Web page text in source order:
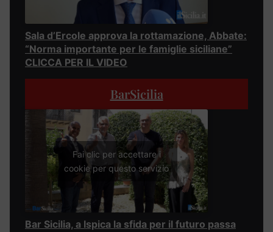
Sala d’Ercole approva la rottamazione, Abbate:
“Norma importante per le famiglie siciliane”
CLICCA PER IL VIDEO
BarSicilia
Fai clic per accettare i
cookie per questo servizio
Bar Sicilia, a Ispica la sfida per il futuro passa